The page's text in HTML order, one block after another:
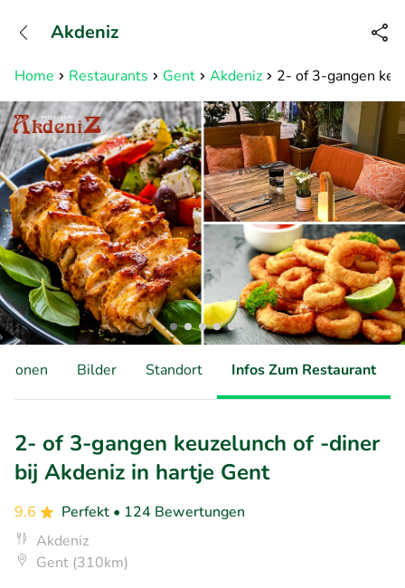
Erreichbar bis 23:00 Uhr (max
0,09€/Min)
Home Restaurants Gent Akdeniz 2- of 3-gangen
Akdeniz
Bilder Standort Infos Zum Restaurant
2- of 3-gangen keuzelunch of -diner
bij Akdeniz in hartje Gent
9.6 Perfekt • 124 Bewertungen
Akdeniz
Gent (310km)